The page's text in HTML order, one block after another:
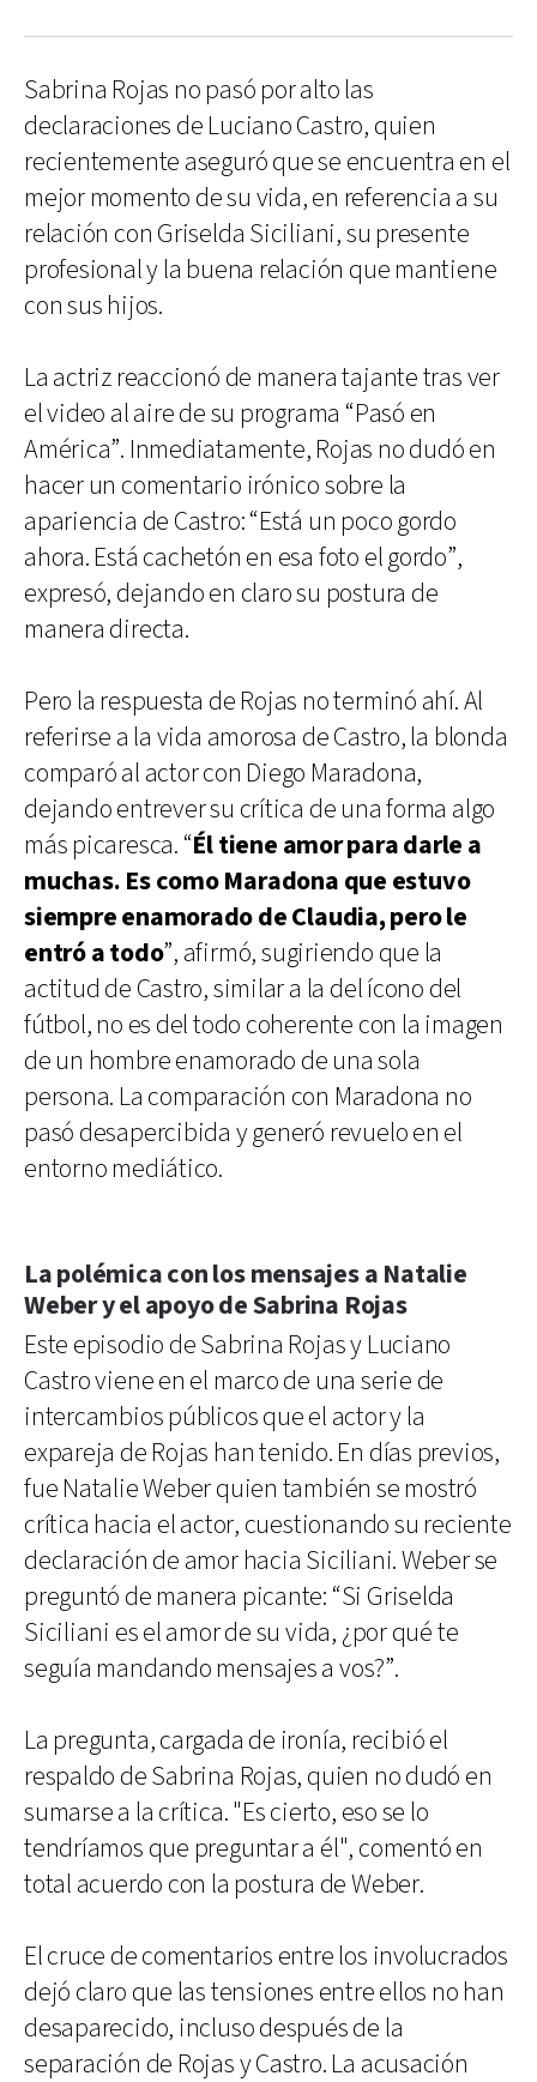
Sabrina Rojas no pasó por alto las
declaraciones de Luciano Castro, quien
recientemente aseguró que se encuentra en el
mejor momento de su vida, en referencia a su
relación con Griselda Siciliani, su presente
profesional y la buena relación que mantiene
con sus hijos.
La actriz reaccionó de manera tajante tras ver
el video al aire de su programa “Pasó en
América”. Inmediatamente, Rojas no dudó en
hacer un comentario irónico sobre la
apariencia de Castro: “Está un poco gordo
ahora. Está cachetón en esa foto el gordo”,
expresó, dejando en claro su postura de
manera directa.
Pero la respuesta de Rojas no terminó ahí. Al
referirse a la vida amorosa de Castro, la blonda
comparó al actor con Diego Maradona,
dejando entrever su crítica de una forma algo
más picaresca. “Él tiene amor para darle a
muchas. Es como Maradona que estuvo
siempre enamorado de Claudia, pero le
entró a todo”, afirmó, sugiriendo que la
actitud de Castro, similar a la del ícono del
fútbol, no es del todo coherente con la imagen
de un hombre enamorado de una sola
persona. La comparación con Maradona no
pasó desapercibida y generó revuelo en el
entorno mediático.
La polémica con los mensajes a Natalie
Weber y el apoyo de Sabrina Rojas
Este episodio de Sabrina Rojas y Luciano
Castro viene en el marco de una serie de
intercambios públicos que el actor y la
expareja de Rojas han tenido. En días previos,
fue Natalie Weber quien también se mostró
crítica hacia el actor, cuestionando su reciente
declaración de amor hacia Siciliani. Weber se
preguntó de manera picante: “Si Griselda
Siciliani es el amor de su vida, ¿por qué te
seguía mandando mensajes a vos?”.
La pregunta, cargada de ironía, recibió el
respaldo de Sabrina Rojas, quien no dudó en
sumarse a la crítica. "Es cierto, eso se lo
tendríamos que preguntar a él", comentó en
total acuerdo con la postura de Weber.
El cruce de comentarios entre los involucrados
dejó claro que las tensiones entre ellos no han
desaparecido, incluso después de la
separación de Rojas y Castro. La acusación